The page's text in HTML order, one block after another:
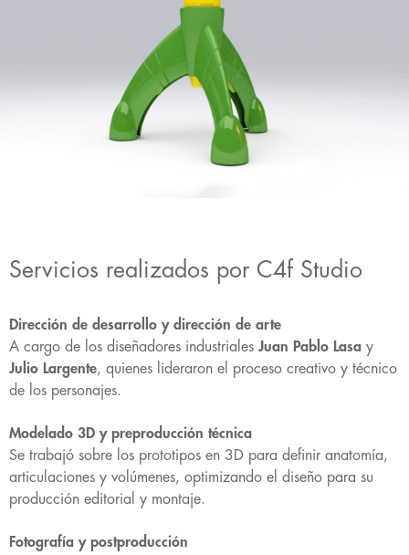
Servicios realizados por C4f Studio
Dirección de desarrollo y dirección de arte
A cargo de los diseñadores industriales Juan Pablo Lasa y
Julio Largente, quienes lideraron el proceso creativo y técnico
de los personajes.
Modelado 3D y preproducción técnica
Se trabajó sobre los prototipos en 3D para definir anatomía,
articulaciones y volúmenes, optimizando el diseño para su
producción editorial y montaje.
Fotografía y postproducción